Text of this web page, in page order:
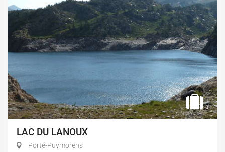
LAC DU LANOUX
Porté-Puymorens